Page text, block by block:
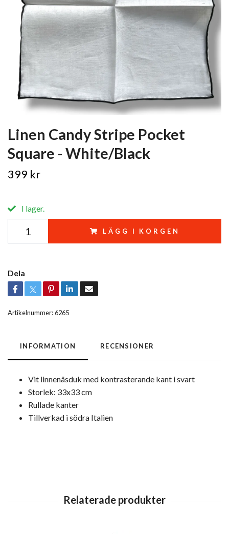
Linen Candy Stripe Pocket
Square - White/Black
399 kr
I lager.
LÄGG I KORGEN
Dela
Artikelnummer:6265
INFORMATION RECENSIONER
Vit linnenäsduk med kontrasterande kant i svart
Storlek: 33x33 cm
Rullade kanter
Tillverkad i södra Italien